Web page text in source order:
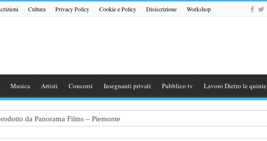
Cultura Privacy Policy Cookie e Policy Disiscrizione Workshop
Musica Artisti Concorsi Insegnanti privati Pubblico tv Lavoro Dietro le quinte
da Panorama Films – Piemonte